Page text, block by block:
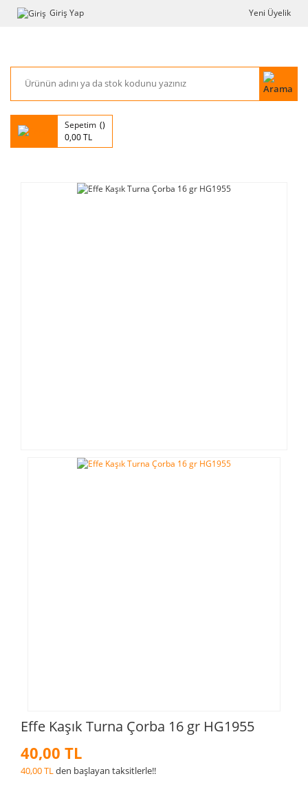
Giriş Yap Yeni Üyelik
Sepetim
0,00 TL
Effe Kaşık Turna Çorba 16 gr HG1955
40,00 TL
40,00 TLden başlayan taksitlerle!!